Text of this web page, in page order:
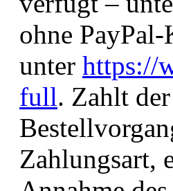
ohne
unter https://
full. Zahlt
Zahlungsart,